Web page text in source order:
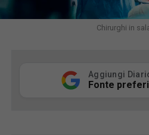
Chirurghi in
Aggiungi
Fonte